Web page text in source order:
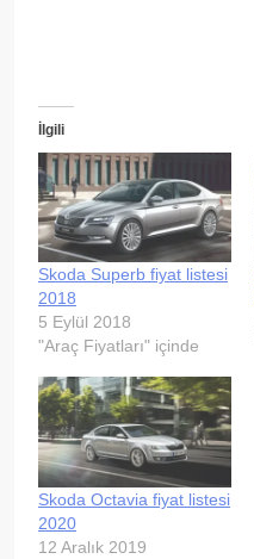
İlgili
Skoda Superb fiyat listesi
2018
5 Eylül 2018
"Araç Fiyatları" içinde
Skoda Octavia fiyat listesi
2020
12 Aralık 2019